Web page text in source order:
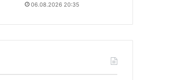
06.08.2026 20:35